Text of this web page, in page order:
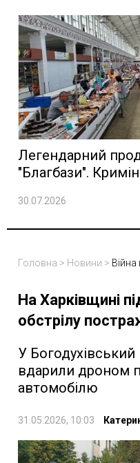
Легендарний
"Благбази".
30.07.2026
Головна > Новини > Війна
На Харківщині
обстрілу
У Богодухівський
вдарили дроном
автомобілю
31.05.2026, 10:03